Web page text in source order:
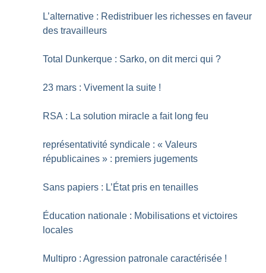
L’alternative : Redistribuer les richesses en faveur
des travailleurs
Total Dunkerque : Sarko, on dit merci qui ?
23 mars : Vivement la suite !
RSA : La solution miracle a fait long feu
représentativité syndicale : « Valeurs
républicaines » : premiers jugements
Sans papiers : L’État pris en tenailles
Éducation nationale : Mobilisations et victoires
locales
Multipro : Agression patronale caractérisée !